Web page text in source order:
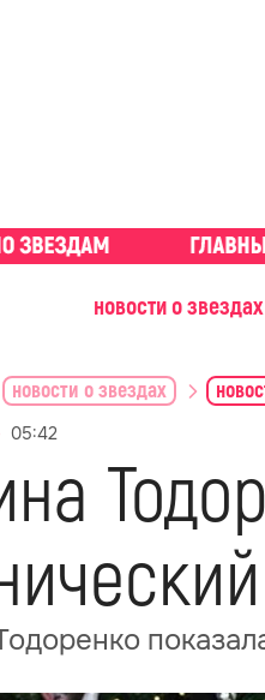
новости о звездах
новости о звездах
05:42